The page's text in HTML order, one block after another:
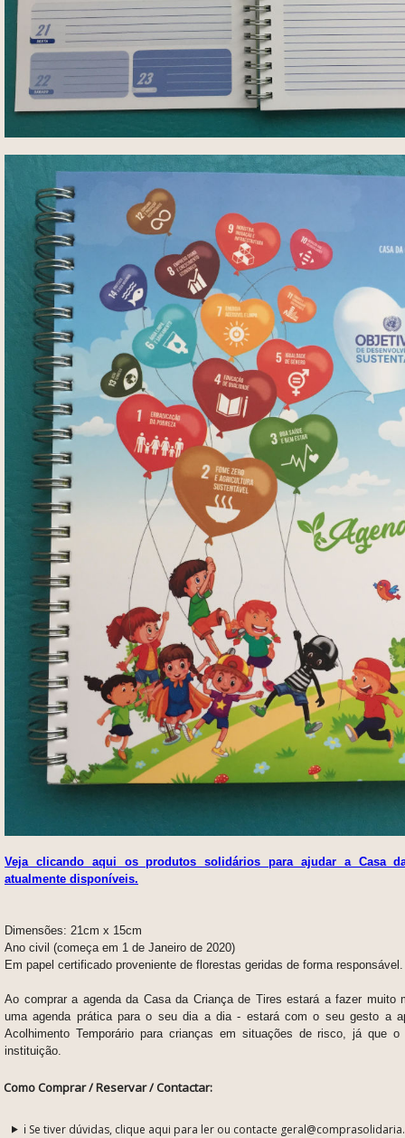
Veja clicando aqui os produtos solidários para ajudar a Casa
atualmente disponíveis.
Dimensões: 21cm x 15cm
Ano civil (começa em 1 de Janeiro de 2020)
Em papel certificado proveniente de florestas geridas de forma responsável.
Ao comprar a agenda da Casa da Criança de Tires estará a fazer muito
uma agenda prática para o seu dia a dia - estará com o seu gesto a
Acolhimento Temporário para crianças em situações de risco, já que
instituição.
Como Comprar / Reservar / Contactar:
ℹ️ Se tiver dúvidas, clique aqui para ler ou contacte